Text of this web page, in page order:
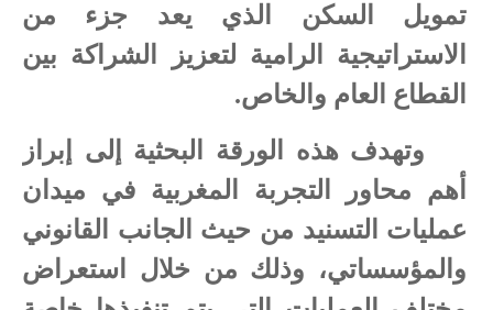
تمويل السكن الذي يعد جزء من
الاستراتيجية الرامية لتعزيز الشراكة بين
القطاع العام والخاص.
وتهدف هذه الورقة البحثية إلى إبراز
أهم محاور التجربة المغربية في ميدان
عمليات التسنيد من حيث الجانب القانوني
والمؤسساتي، وذلك من خلال استعراض